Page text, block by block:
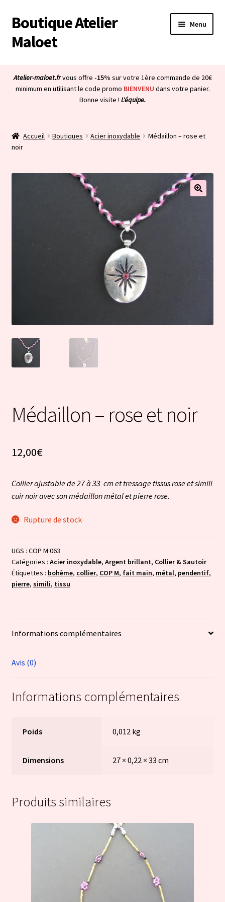
Aller
à
la
Aller
au
contenu
Boutique Atelier
Maloet
Menu
Boutique
Ouvrir
menu
À propos & CGV
Ouvrir
enfant
Blog
le
menu
Bienvenue dans la boutique
Atelier-maloet.frvous offre -15% sur votre 1ère commande de 20€
minimum en utilisant le code promo BIENVENU dans votre panier.
Bonne visite ! L'équipe.
Accueil Boutiques Acier inoxydable
Médaillon – rose et
noir
Médaillon – rose et noir
12,00€
Collier ajustable de 27 à 33 cm et tressage tissus rose et simili
cuir noir avec son médaillon métal et pierre rose.
Rupture de stock
UGS : COP M 063
Catégories : Acier inoxydable, Argent brillant, Collier & Sautoir
Étiquettes : bohème, collier, COP M, fait main, métal, pendentif,
pierre, simili, tissu
Informations complémentaires
Avis (0)
Informations complémentaires
Poids 0,012 kg
Dimensions 27 × 0,22 × 33 cm
Produits similaires